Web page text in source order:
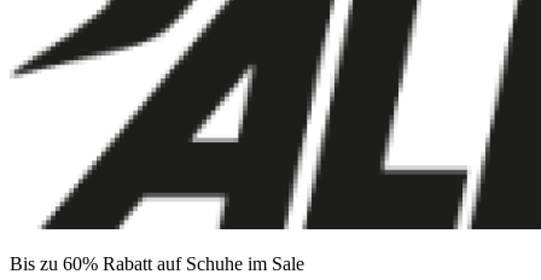
Bis zu 60% Rabatt auf Schuhe im Sale